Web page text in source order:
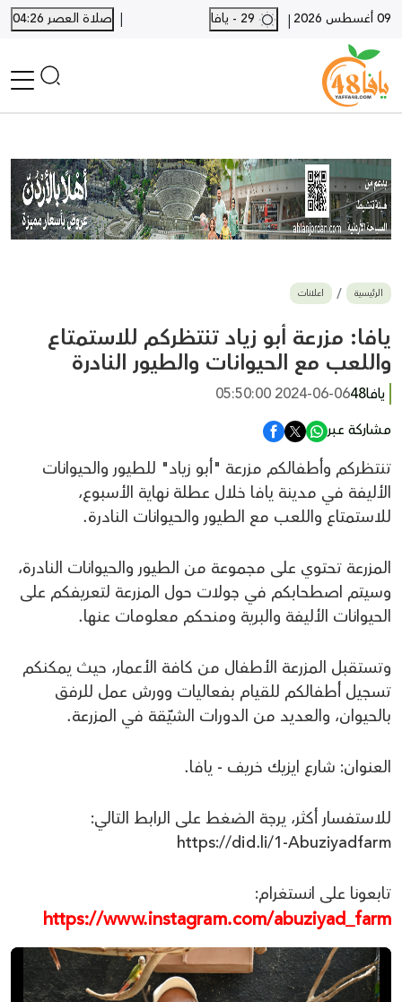
09 أغسطس 2026 |
| صلاة العصر 04:26
أخبار محلية
أخبار يافا
SHORTS
أخبار اللد والرملة
بيع وشراء
أخبار القدس
وفيات
المزيد
الرئيسية اعلانات
يافا: مزرعة أبو زياد تنتظركم للاستمتاع
واللعب مع الحيوانات والطيور النادرة
يافا48
2024-06-06 05:50:00
مشاركة عبر
تنتظركم وأطفالكم مزرعة "أبو زياد" للطيور والحيوانات
الأليفة في مدينة يافا خلال عطلة نهاية الأسبوع،
للاستمتاع واللعب مع الطيور والحيوانات النادرة.
المزرعة تحتوي على مجموعة من الطيور والحيوانات النادرة،
وسيتم اصطحابكم في جولات حول المزرعة لتعريفكم على
الحيوانات الأليفة والبرية ومنحكم معلومات عنها.
وتستقبل المزرعة الأطفال من كافة الأعمار، حيث يمكنكم
تسجيل أطفالكم للقيام بفعاليات وورش عمل للرفق
بالحيوان، والعديد من الدورات الشيّقة في المزرعة.
العنوان: شارع ايزيك خريف - يافا.
للاستفسار أكثر، يرجة الضغط على الرابط التالي:
https://did.li/1-Abuziyadfarm
تابعونا على انستغرام:
https://www.instagram.com/abuziyad_farm